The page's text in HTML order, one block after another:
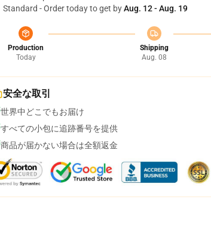
Standard - Order today to get byAug. 12 - Aug. 19
Production
Today
Shipping
Aug. 08
安全な取引
世界中どこでもお届け
すべての小包に追跡番号を提供
商品が届かない場合は全額返金